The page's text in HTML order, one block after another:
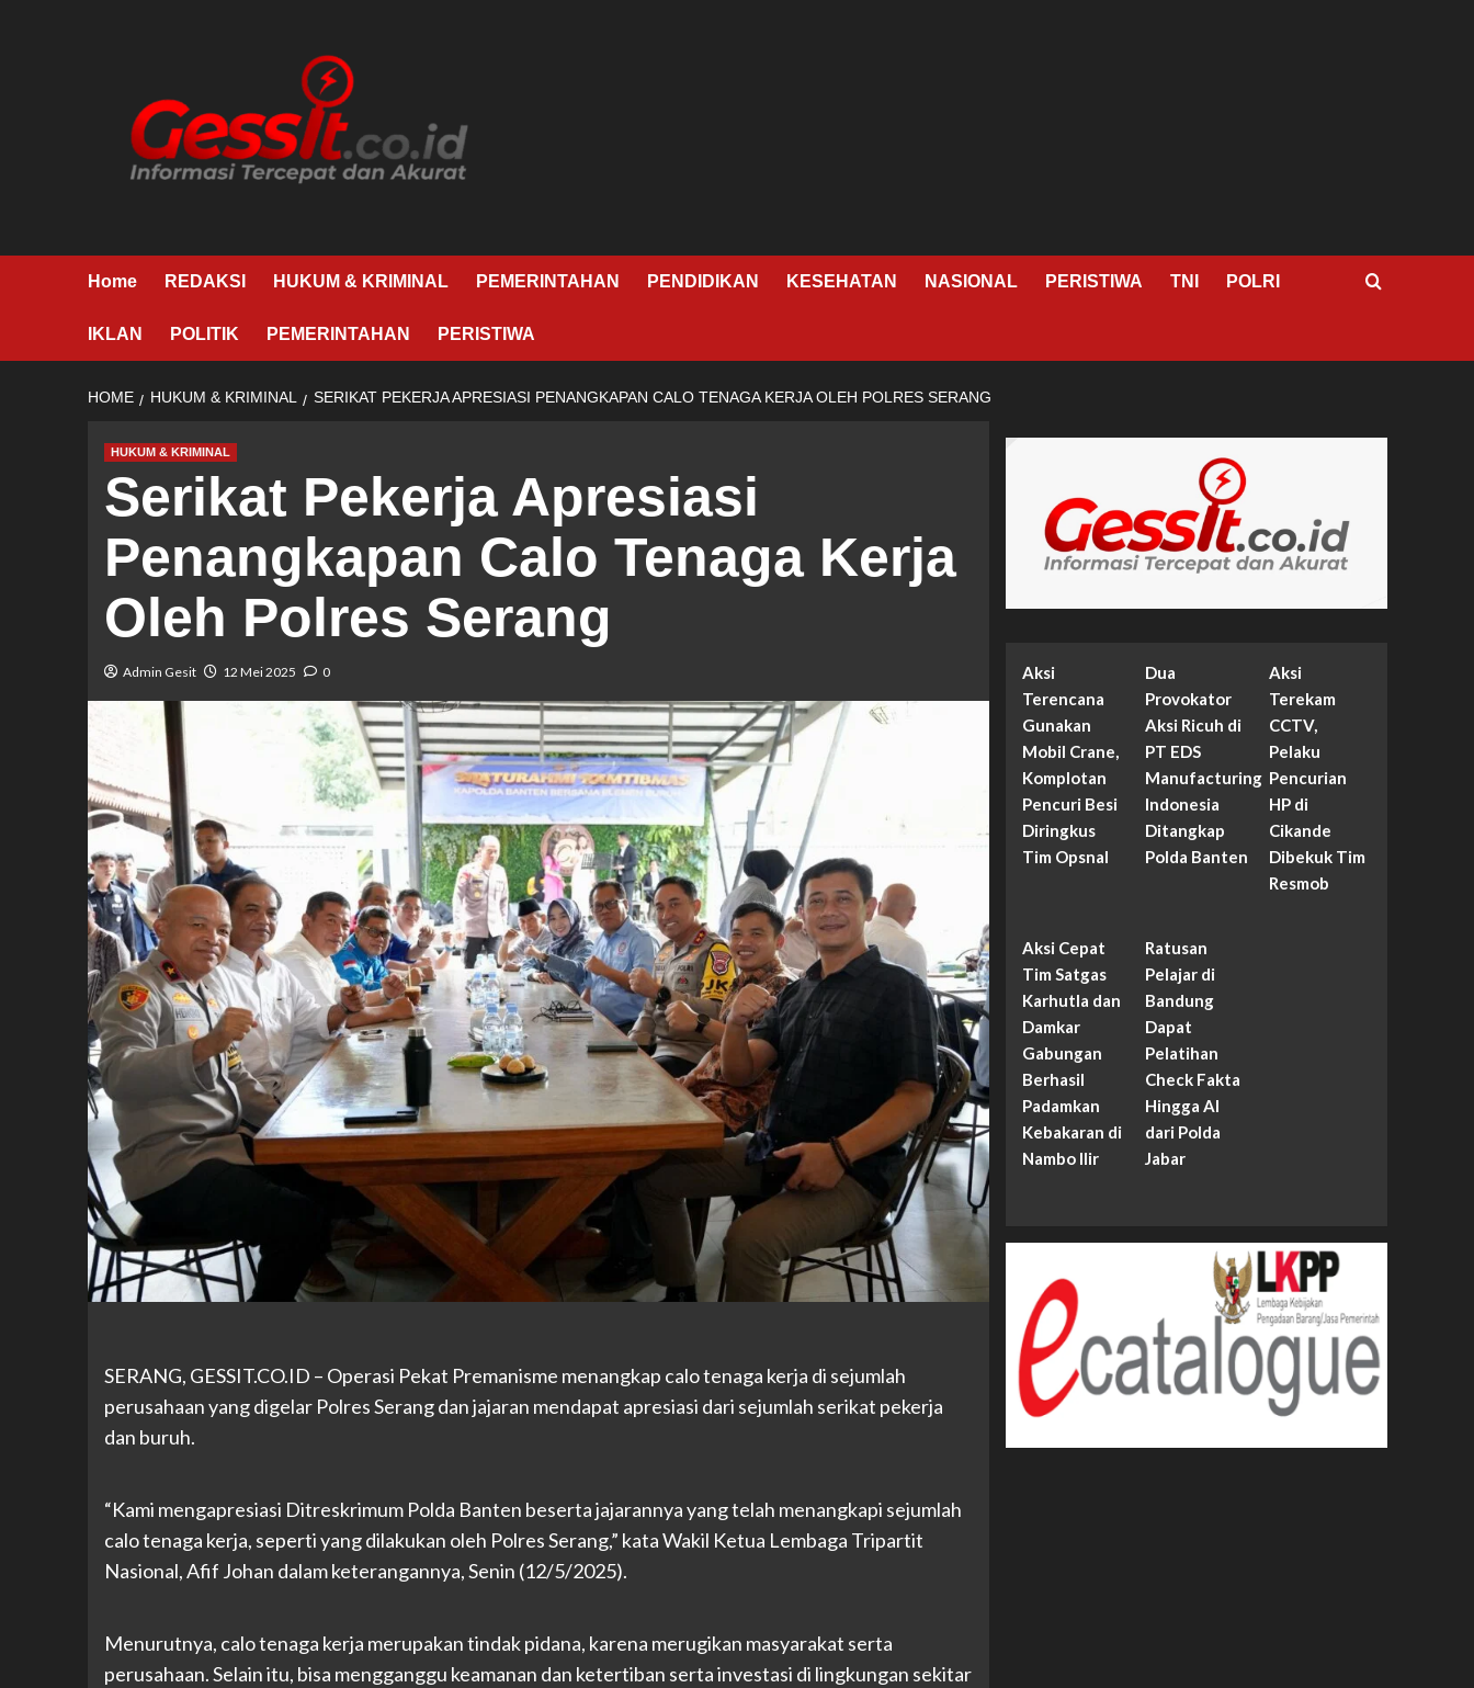
Home REDAKSI HUKUM & KRIMINAL PEMERINTAHAN PENDIDIKAN KESEHATAN NASIONAL PERISTIWA TNI POLRI
IKLAN POLITIK PEMERINTAHAN PERISTIWA
HOME HUKUM & KRIMINAL SERIKAT PEKERJA APRESIASI PENANGKAPAN CALO TENAGA KERJA OLEH POLRES SERANG
HUKUM & KRIMINAL
Serikat Pekerja Apresiasi
Penangkapan Calo Tenaga Kerja
Oleh Polres Serang
Admin Gesit 12 Mei 2025 0
SERANG, GESSIT.CO.ID – Operasi Pekat Premanisme menangkap calo tenaga kerja di sejumlah
perusahaan yang digelar Polres Serang dan jajaran mendapat apresiasi dari sejumlah serikat pekerja
dan buruh.
“Kami mengapresiasi Ditreskrimum Polda Banten beserta jajarannya yang telah menangkapi sejumlah
calo tenaga kerja, seperti yang dilakukan oleh Polres Serang,” kata Wakil Ketua Lembaga Tripartit
Nasional, Afif Johan dalam keterangannya, Senin (12/5/2025).
Menurutnya, calo tenaga kerja merupakan tindak pidana, karena merugikan masyarakat serta
perusahaan. Selain itu, bisa mengganggu keamanan dan ketertiban serta investasi di lingkungan sekitar
Aksi
Terencana
Gunakan
Mobil Crane,
Komplotan
Pencuri Besi
Diringkus
Tim Opsnal
Dua
Provokator
Aksi Ricuh di
PT EDS
Manufacturing
Indonesia
Ditangkap
Polda Banten
Aksi
Terekam
CCTV,
Pelaku
Pencurian
HP di
Cikande
Dibekuk Tim
Resmob
Aksi Cepat
Tim Satgas
Karhutla dan
Damkar
Gabungan
Berhasil
Padamkan
Kebakaran di
Nambo Ilir
Ratusan
Pelajar di
Bandung
Dapat
Pelatihan
Check Fakta
Hingga AI
dari Polda
Jabar